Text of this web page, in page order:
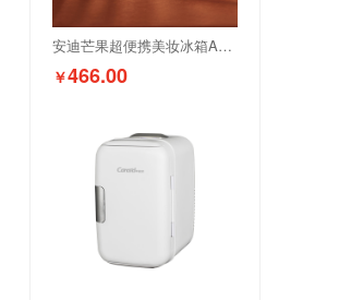
安迪芒果超便携美妆冰箱AM-LCX003
￥466.00